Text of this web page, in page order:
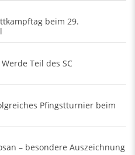
beim 29.
Teil des SC
Pfingstturnier beim
– besondere Auszeichnung